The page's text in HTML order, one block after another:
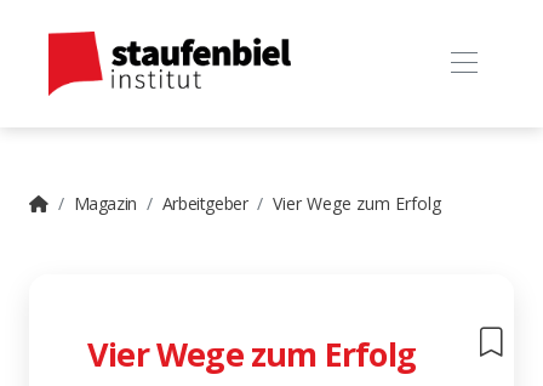
Magazin Arbeitgeber Vier Wege zum Erfolg
Vier Wege zum Erfolg